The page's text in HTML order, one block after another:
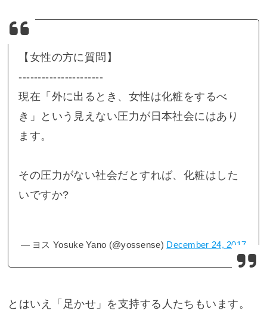
【女性の方に質問】
----------------------
現在「外に出るとき、女性は化粧をするべ
き」という見えない圧力が日本社会にはあり
ます。
その圧力がない社会だとすれば、化粧はした
いですか?
— ヨス Yosuke Yano (@yossense) December 24, 2017
とはいえ「足かせ」を支持する人たちもいます。